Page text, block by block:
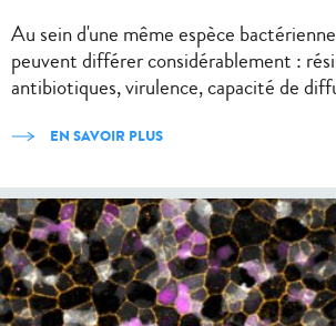
Au sein d'une même espèce
peuvent différer considérablement :
antibiotiques, virulence, capacité de
EN SAVOIR PLUS